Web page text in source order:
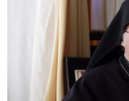
ЛЕНТА НОВОСТЕЙ